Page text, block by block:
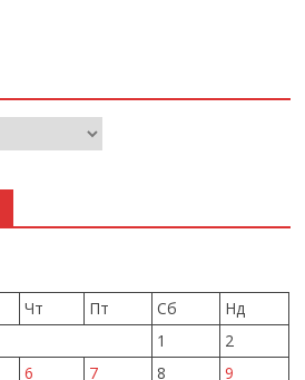
Чт Пт Сб
Нд
1
2
6 7 8
9